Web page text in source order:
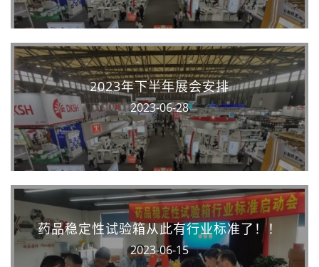
2023年下半年展会安排
2023-06-28
药品稳定性试验箱从此有行业标准了！！
2023-06-15